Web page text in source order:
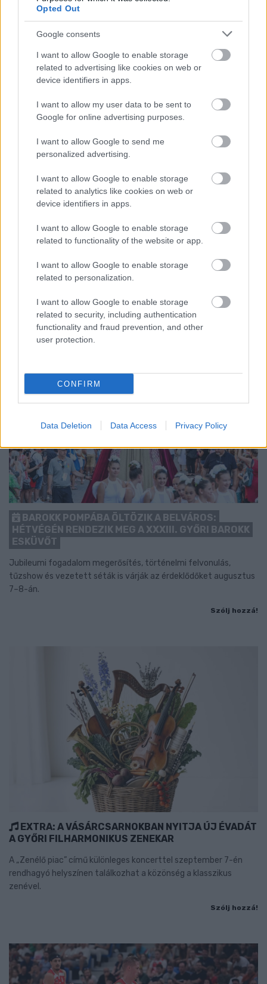
Opted Out
Google consents
I want to allow Google to enable storage
related to advertising like cookies on web or
device identifiers in apps.
I want to allow my user data to be sent to
Google for online advertising purposes.
I want to allow Google to send me
personalized advertising.
I want to allow Google to enable storage
related to analytics like cookies on web or
device identifiers in apps.
I want to allow Google to enable storage
related to functionality of the website or app.
I want to allow Google to enable storage
related to personalization.
I want to allow Google to enable storage
related to security, including authentication
functionality and fraud prevention, and other
user protection.
CONFIRM
Data Deletion Data Access Privacy Policy
ENERGIATAKARÉKOSSÁG: KORÁBBAN KEZDŐDIK
A GYŐRI AUDI ETO KC PÉNTEKI FELKÉSZÜLÉSI
MÉRKŐZÉSE
előrébb hozták a Brest Bretagne Handball elleni találkozó
kezdését.
1 hozzászólás
BAROKK POMPÁBA ÖLTÖZIK A BELVÁROS:
HÉTVÉGÉN RENDEZIK MEG A XXXIII. GYŐRI BAROKK
ESKÜVŐT
Jubileumi fogadalom megerősítés, történelmi felvonulás,
tűzshow és vezetett séták is várják az érdeklődőket augusztus
7–8-án.
Szólj hozzá!
EXTRA: A VÁSÁRCSARNOKBAN NYITJA ÚJ ÉVADÁT
A GYŐRI FILHARMONIKUS ZENEKAR
A „Zenélő piac” című különleges koncerttel szeptember 7-én
rendhagyó helyszínen találkozhat a közönség a klasszikus
zenével.
Szólj hozzá!